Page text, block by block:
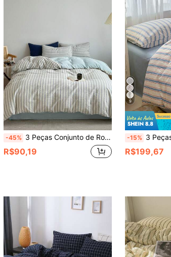
-45% 3 Peças Conjunto de Roupa de Cama Minimalista Retrô Impresso em Poliéster, Adequado para Dormitórios de Meninos/Meninas, Fechamento com Zíper, Todas as Estações, Macio e Respirável, Adequado para Cama de Dormitório, Cama de Solteiro, Cama de Casal, Cama King Size, Lavável em Máquina (1 Capa de Edredom, 2 Fronhas, Sem Enchimento)
R$90,19
9
-15% 3 Peças 100% Algodão Temporada de Volta às Aulas Estilo
R$199,67